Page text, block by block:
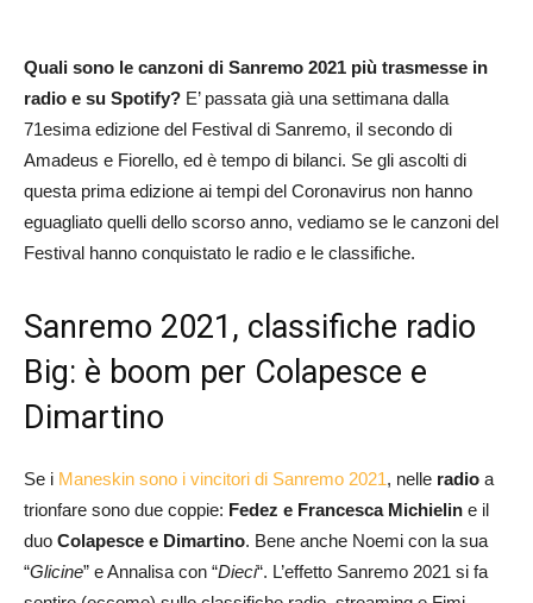
Quali sono le canzoni di Sanremo 2021 più trasmesse in
radio e su Spotify? E’ passata già una settimana dalla
71esima edizione del Festival di Sanremo, il secondo di
Amadeus e Fiorello, ed è tempo di bilanci. Se gli ascolti di
questa prima edizione ai tempi del Coronavirus non hanno
eguagliato quelli dello scorso anno, vediamo se le canzoni del
Festival hanno conquistato le radio e le classifiche.
Sanremo 2021, classifiche radio
Big: è boom per Colapesce e
Dimartino
Se i Maneskin sono i vincitori di Sanremo 2021, nelle radio a
trionfare sono due coppie: Fedez e Francesca Michielin e il
duo Colapesce e Dimartino. Bene anche Noemi con la sua
“Glicine” e Annalisa con “Dieci“. L’effetto Sanremo 2021 si fa